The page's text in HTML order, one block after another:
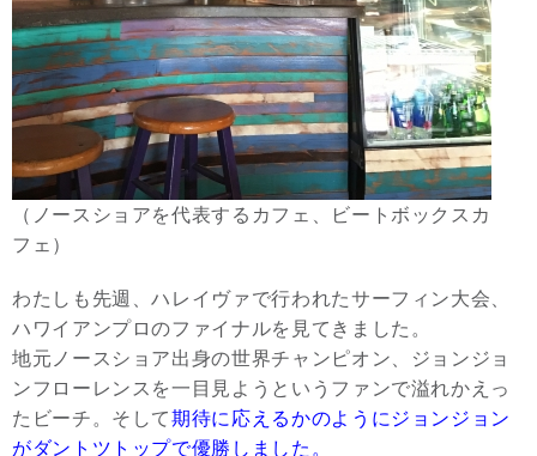
（ノースショアを代表するカフェ、ビートボックスカ
フェ）
わたしも先週、ハレイヴァで行われたサーフィン大会、
ハワイアンプロのファイナルを見てきました。
地元ノースショア出身の世界チャンピオン、ジョンジョ
ンフローレンスを一目見ようというファンで溢れかえっ
たビーチ。そして期待に応えるかのようにジョンジョン
がダントツトップで優勝しました。